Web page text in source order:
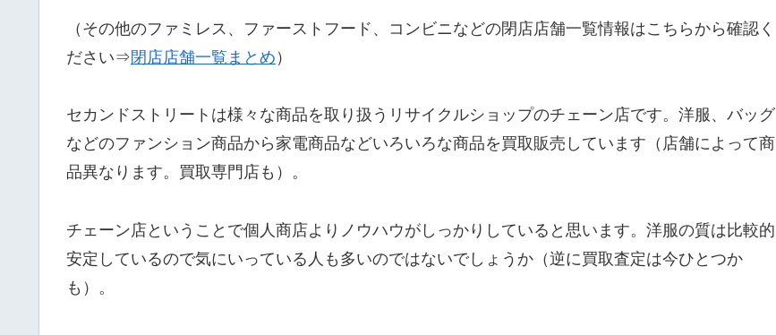
（その他のファミレス、ファーストフード、コンビニなどの閉店店舗一覧情報はこちらから確認く
ださい⇒閉店店舗一覧まとめ ）
セカンドストリートは様々な商品を取り扱うリサイクルショップのチェーン店です。洋服、バッグ
などのファンション商品から家電商品などいろいろな商品を買取販売しています（店舗によって商
品異なります。買取専門店も）。
チェーン店ということで個人商店よりノウハウがしっかりしていると思います。洋服の質は比較的
安定しているので気にいっている人も多いのではないでしょうか（逆に買取査定は今ひとつか
も）。